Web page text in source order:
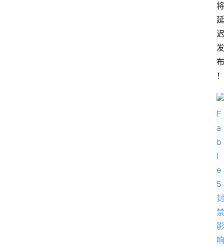
将
延
迟
发
布
！